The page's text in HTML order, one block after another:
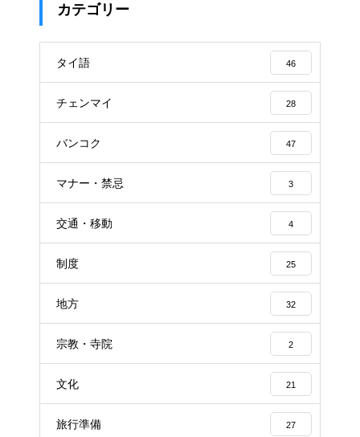
カテゴリー
タイ語 46
チェンマイ 28
バンコク 47
マナー・禁忌 3
交通・移動 4
制度 25
地方 32
宗教・寺院 2
文化 21
旅行準備 27